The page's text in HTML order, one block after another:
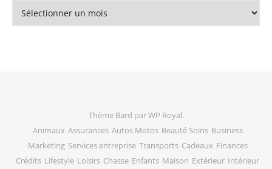
Archives
Thème Bard parWP Royal.
Animaux Assurances Autos Motos Beauté Soins Business
Marketing Services entreprise Transports Cadeaux Finances
Crédits Lifestyle Loisirs Chasse Enfants Maison Extérieur Intérieur